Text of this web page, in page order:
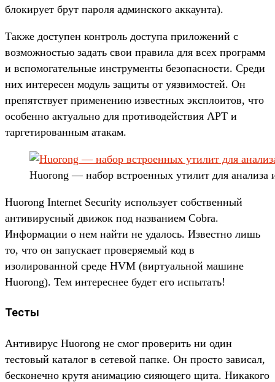
блокирует брут пароля админского аккаунта).
Также доступен контроль доступа приложений с
возможностью задать свои правила для всех программ
и вспомогательные инструменты безопасности. Среди
них интересен модуль защиты от уязвимостей. Он
препятствует применению известных эксплоитов, что
особенно актуально для противодействия APT и
таргетированным атакам.
Huorong — набор встроенных утилит для анализа
Huorong Internet Security использует собственный
антивирусный движок под названием Cobra.
Информации о нем найти не удалось. Известно лишь
то, что он запускает проверяемый код в
изолированной среде HVM (виртуальной машине
Huorong). Тем интереснее будет его испытать!
Тесты
Антивирус Huorong не смог проверить ни один
тестовый каталог в сетевой папке. Он просто зависал,
бесконечно крутя анимацию сияющего щита. Никакого